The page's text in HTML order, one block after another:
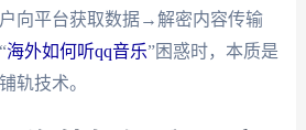
向平台获取数据→解密内容传输
海外如何听qq音乐”困惑时，本质是
轨技术。